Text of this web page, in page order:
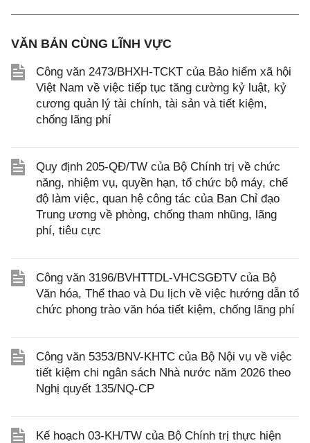
VĂN BẢN CÙNG LĨNH VỰC
Công văn 2473/BHXH-TCKT của Bảo hiểm xã hội
Việt Nam về việc tiếp tục tăng cường kỷ luật, kỷ
cương quản lý tài chính, tài sản và tiết kiệm,
chống lãng phí
Quy định 205-QĐ/TW của Bộ Chính trị về chức
năng, nhiệm vụ, quyền hạn, tổ chức bộ máy, chế
độ làm việc, quan hệ công tác của Ban Chỉ đạo
Trung ương về phòng, chống tham nhũng, lãng
phí, tiêu cực
Công văn 3196/BVHTTDL-VHCSGĐTV của Bộ
Văn hóa, Thể thao và Du lịch về việc hướng dẫn tổ
chức phong trào văn hóa tiết kiệm, chống lãng phí
Công văn 5353/BNV-KHTC của Bộ Nội vụ về việc
tiết kiệm chi ngân sách Nhà nước năm 2026 theo
Nghị quyết 135/NQ-CP
Kế hoạch 03-KH/TW của Bộ Chính trị thực hiện